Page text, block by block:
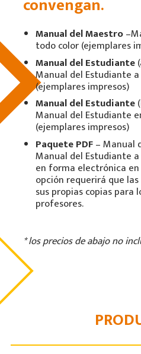
convengan.
Manual del Maestro
todo color (ejemplares
Manual del Estudiante
Manual del Estudiante
(ejemplares impresos)
Manual del Estudiante
Manual del Estudiante
(ejemplares impresos)
Paquete PDF– Manual
Manual del Estudiante
en forma electrónica en
opción requerirá que
sus propias copias para
profesores.
*los precios de abajo no